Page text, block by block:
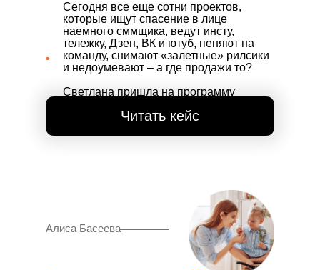
Сегодня все еще сотни проектов,
которые ищут спасение в лице
наемного сммщика, ведут инсту,
тележку, Дзен, ВК и ютуб, пеняют на
команду, снимают «залетные» рилсики
и недоумевают – а где продажи то?
Светлана пришла на программу
новой реальности.
Читать кейс
Алиса Басеева